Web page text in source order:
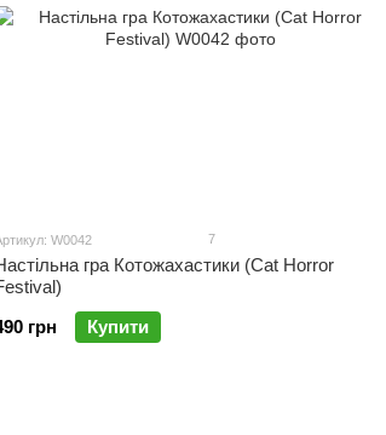
W0042 7
гра Котожахастики (Cat Horror
грн
Купити